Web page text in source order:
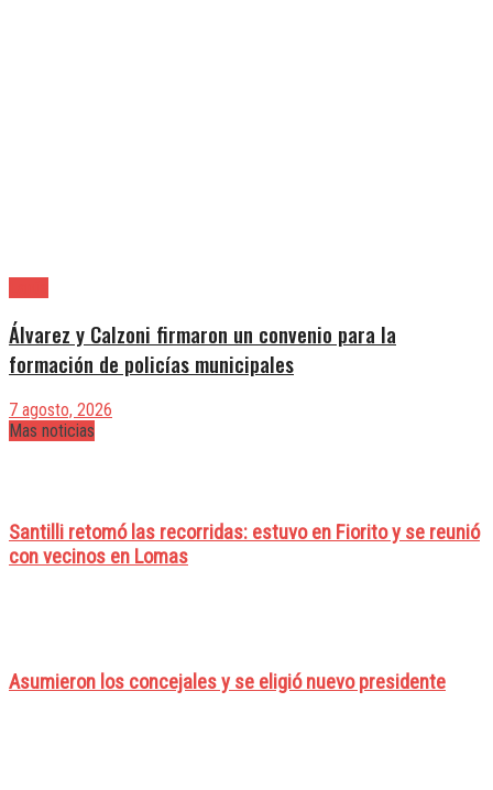
Álvarez y Calzoni firmaron un convenio para la
formación de policías municipales
7 agosto, 2026
Mas noticias
Santilli retomó las recorridas: estuvo en Fiorito y se reunió
con vecinos en Lomas
Asumieron los concejales y se eligió nuevo presidente